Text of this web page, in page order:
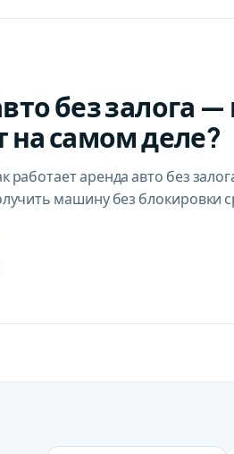
без залога —
на самом деле?
работает аренда авто без
машину без блокировки